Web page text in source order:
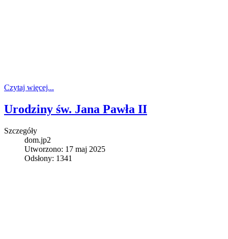
Czytaj więcej...
Urodziny św. Jana Pawła II
Szczegóły
dom.jp2
Utworzono: 17 maj 2025
Odsłony: 1341